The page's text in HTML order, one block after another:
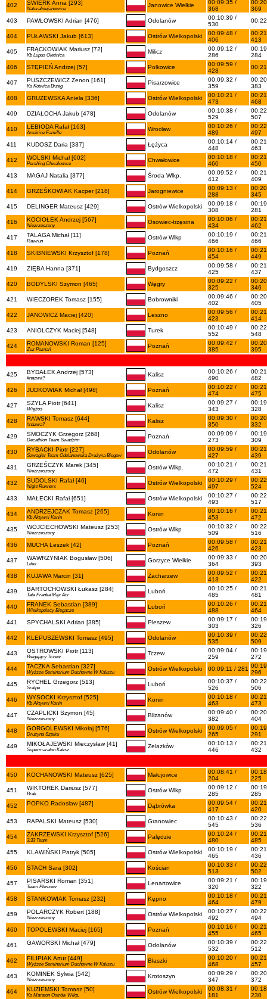
402 ŚWIERK Anna [293]
Naturalniejanowice
Janowice Wielkie
00:09:35 /
368
369
403
PAWŁOWSKI Adrian [476] Odolanów
00:10:39 /
530
404 PUŁAWSKI Jakub [613] Ostrów Wielkopolski
00:09:48 /
406
413
405
FRĄCKOWIAK Mariusz [72]
Kb Lupus Oleśnica
Milicz
00:09:12 /
286
284
406
STĘPIEŃ Andrzej [57] Polkowice
00:09:59 /
428
407 PUSZCZEWICZ Zenon [161]
Ks Kotwica Brzeg
Pisarzowice
00:09:32 /
359
383
408
GRUŻEWSKA Aniela [336] Ostrów Wielkopolski
00:10:21 /
473
468
409
DZIAŁOCHA Jakub [478] Odolanów
00:10:38 /
529
507
410
LEBIODA Rafał [163]
Ansérine Famille
Wrocław
00:10:26 /
489
497
411
KUDOSZ Daria [337] Łężyca
00:10:14 /
448
463
412
WOLSKI Michał [602]
Pershing Chwałowice
Chwałowice
00:10:18 /
460
450
413
MAGAJ Natalia [377] Środa Wlkp.
00:09:52 /
412
409
414
GRZEŚKOWIAK Kacper [218] Jarogniewice
00:09:13 /
288
345
415
DELINGER Mateusz [429] Ostrów Wielkopolski
00:09:18 /
308
281
416
KOCIOŁEK Andrzej [567]
Niezrzeszony
Osowiec-trzęsina
00:10:06 /
434
462
417
TALAGA Michał [11]
Rawrun
Ostrów Wlkp
00:10:19 /
466
466
418
SKIBNIEWSKI Krzysztof [178] Poznań
00:10:16 /
454
449
419
ZIĘBA Hanna [371] Bydgoszcz
00:09:58 /
425
437
420
BODYLSKI Szymon [465] Węgry
00:09:22 /
325
346
421
WIECZOREK Tomasz [155] Bobrowniki
00:09:46 /
402
405
422
JANOWICZ Maciej [420] Leszno
00:09:56 /
423
414
423
ANIOLCZYK Maciej [548] Turek
00:10:49 /
552
548
424
ROMANOWSKI Roman [125]
Zuz Poznań
Poznań
00:09:42 /
385
395
425 BYDAŁEK Andrzej [573]
#nazwa?
Kalisz
00:10:26 /
490
482
426
JUDKOWIAK Michał [498] Poznań
00:10:22 /
474
475
427
SZYLA Piotr [641]
Więżos
Kalisz
00:09:27 /
343
328
428
RAWSKI Tomasz [644]
#nazwa?
Kalisz
00:09:30 /
350
332
429
SMOCZYK Grzegorz [268]
Decathlon Team Swadzim
Poznań
00:09:09 /
273
309
430
RYBACKI Piotr [227]
Szwagier Team Odolanowska Drużyna Biegow
Odolanów
00:09:59 /
427
439
431
GRZEŚCZYK Marek [345]
Niezrzeszony
Ostrów Wlkp.
00:10:21 /
472
431
432
SUDOLSKI Rafał [46]
Night Runners
Ostrów Wielkopolski
00:10:29 /
497
524
433
MAŁECKI Rafał [651] Ostrów Wielkopolski
00:10:27 /
493
517
434
ANDRZEJCZAK Tomasz [265]
Kb Aktywni Konin
Konin
00:10:16 /
453
472
435
WOJCIECHOWSKI Mateusz [253]
Niezrzeszony
Ostrów Wlkp
00:10:32 /
509
516
436
MUCHA Leszek [42] Poznań
00:09:58 /
426
423
437
WAWRZYNIAK Bogusław [506]
Litex
Gorzyce Wielkie
00:09:33 /
364
393
438
KUJAWA Marcin [31] Zacharzew
00:09:52 /
413
422
439
BARTOCHOWSKI Łukasz [284]
Tata Franka Mąż Ani
Luboń
00:10:25 /
485
481
440
FRANEK Sebastian [389]
Wielkopolscy Biegacze
Luboń
00:10:26 /
488
464
441
SPYCHALSKI Adrian [385] Pleszew
00:09:17 /
303
326
442
KLEPUSZEWSKI Tomasz [495] Odolanów
00:10:39 /
535
509
443
OSTROWSKI Piotr [113]
Biegający Tczew
Tczew
00:09:04 /
259
272
444
TACZKA Sebastian [327]
Wyższe Seminarium Duchowne W Kaliszu
Ostrów Wielkopolski 00:09:11 / 281
296
445
RYCHEL Grzegorz [513]
Sralpe
Luboń
00:10:37 /
526
506
446
WYSOCKI Krzysztof [525]
Kb Aktywni Konin
Konin
00:10:18 /
463
473
447
CZAPLICKI Szymon [45]
Niezrzeszony
Blizanów
00:09:40 /
382
404
448
GORGOLEWSKI Mikołaj [576]
Drużyna Szpiku
Ostrów Wielkopolski
00:09:05 /
265
291
449
MIKOŁAJEWSKI Mieczysław [41]
Supermaraton Kalisz
Żelazków
00:10:13 /
446
432
450 KOCHANOWSKI Mateusz [625] Małujowice
00:08:41 /
204
225
451
WIKTOREK Dariusz [577]
Brak
Ostrów Wlkp
00:09:12 /
285
285
452
POPKO Radoslaw [487] Dąbrówka
00:09:54 /
417
420
453
RAPALSKI Mateusz [530] Granowiec
00:10:43 /
545
536
454
ZAKRZEWSKI Krzysztof [526]
3:33 Team
Palędzie
00:10:24 /
480
485
455
KLAWIŃSKI Patryk [505] Ostrów Wielkopolski
00:10:19 /
465
436
456
STACH Sara [302] Kościan
00:10:33 /
513
502
457
PISARSKI Roman [351]
Team Pleszew
Lenartowice
00:09:21 /
320
322
458
STANKOWIAK Tomasz [232] Kępno
00:10:18 /
464
479
459
POLARCZYK Robert [188]
Niezrzeszony
Ostrów Wielkopolski
00:10:27 /
492
494
460
TOPOLEWSKI Maciej [165] Poznań
00:10:16 /
455
465
461
GAWORSKI Michał [479] Odolanów
00:10:39 /
532
512
462
FILIPIAK Artur [449]
Wyższe Seminarium Duchowne W Kaliszu
Błaszki
00:10:20 /
468
457
463
KOMINEK Sylwia [542]
Niezrzeszony
Krotoszyn
00:09:29 /
347
372
464
KUZIEMSKI Tomasz [50]
Ks Maraton Ostrów Wlkp.
Ostrów Wielkopolski
00:08:31 /
181
230